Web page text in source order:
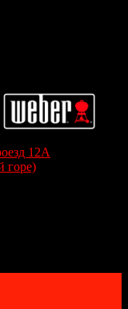
12А
горе)